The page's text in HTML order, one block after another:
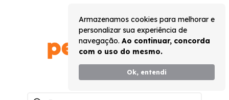
Armazenamos cookies para melhorar e
personalizar sua experiência de
navegação. Ao continuar, concorda
com o uso do mesmo.
Ok, entendi